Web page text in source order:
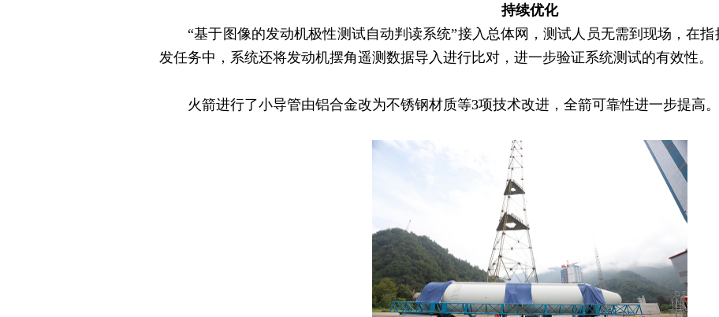
持续优化
“基于图像的发动机极性测试自动判读系统”接入总体网，测试人员无需到现场，在指
发任务中，系统还将发动机摆角遥测数据导入进行比对，进一步验证系统测试的有效性。
火箭进行了小导管由铝合金改为不锈钢材质等3项技术改进，全箭可靠性进一步提高。